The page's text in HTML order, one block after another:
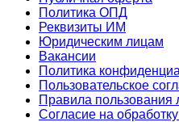
Политика ОПД
Реквизиты ИМ
Юридическим лицам
Вакансии
Политика
Пользовательское
Правила пользования
Согласие на